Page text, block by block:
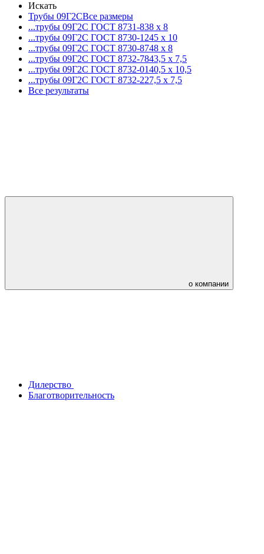
Искать
Трубы 09Г2СВсе размеры
...трубы 09Г2С ГОСТ 8731-838 x 8
...трубы 09Г2С ГОСТ 8730-1245 x 10
...трубы 09Г2С ГОСТ 8730-8748 x 8
...трубы 09Г2С ГОСТ 8732-7843,5 x 7,5
...трубы 09Г2С ГОСТ 8732-0140,5 x 10,5
...трубы 09Г2С ГОСТ 8732-227,5 x 7,5
Все результаты
о компании
Дилерство
Благотворительность